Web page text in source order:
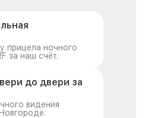
прицела ночного
за наш счёт.
до двери за
видения